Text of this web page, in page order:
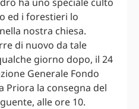
ed i forestieri lo
nostra chiesa.
di nuovo da tale
giorno dopo, il 24
Generale Fondo
Priora la consegna del
alle ore 10.